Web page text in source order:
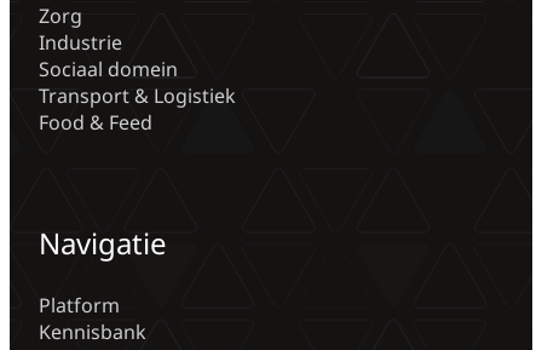
Zorg
Industrie
Sociaal domein
Transport & Logistiek
Food & Feed
Navigatie
Platform
Kennisbank